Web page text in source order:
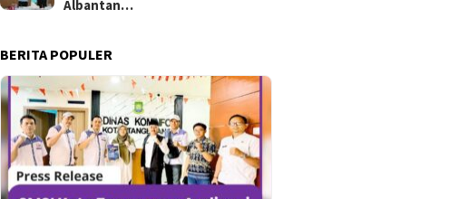
Albantan…
BERITA POPULER